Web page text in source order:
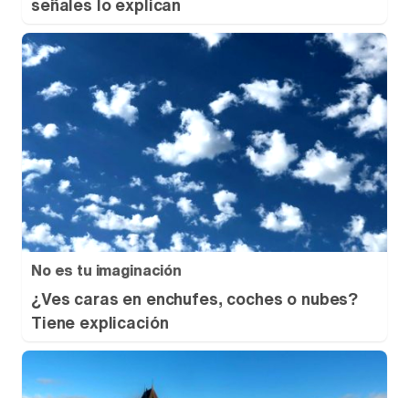
No es tu imaginación
¿Ves caras en enchufes, coches o nubes?
Tiene explicación